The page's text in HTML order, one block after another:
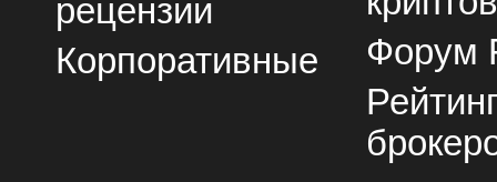
рецензии
Корпоративные
Форум